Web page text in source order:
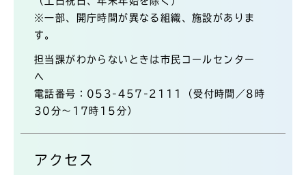
※一部、開庁時間が異なる組織、施設がありま
す。
担当課がわからないときは市民コールセンター
へ
電話番号：053-457-2111（受付時間／8時
30分～17時15分）
アクセス